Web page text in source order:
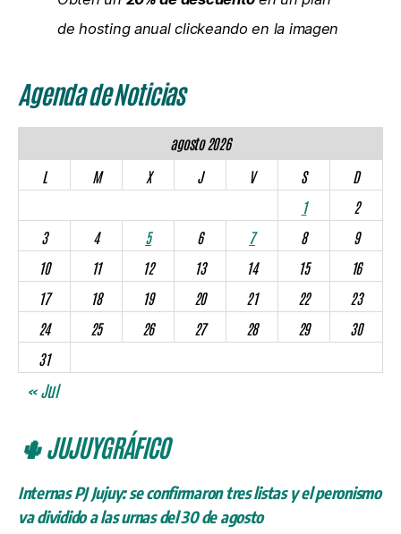
de hosting anual clickeando en la imagen
Agenda de Noticias
agosto 2026
L
M X J V S
D
1
2
3
4 5 6 7 8
9
10
11 12 13 14 15
16
17
18 19 20 21 22
23
24
25 26 27 28 29
30
31
« Jul
🌵 JUJUYGRÁFICO
Internas PJ Jujuy: se confirmaron tres listas y el peronismo
va dividido a las urnas del 30 de agosto